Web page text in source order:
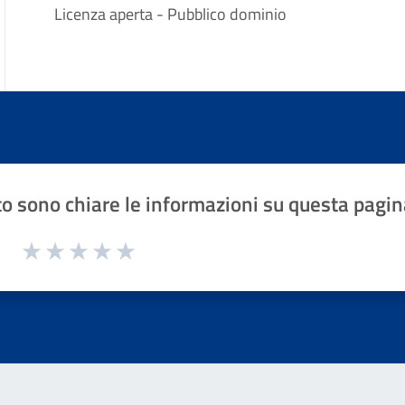
Licenza aperta - Pubblico dominio
sono chiare le informazioni su questa
1 a 5 stelle la pagina